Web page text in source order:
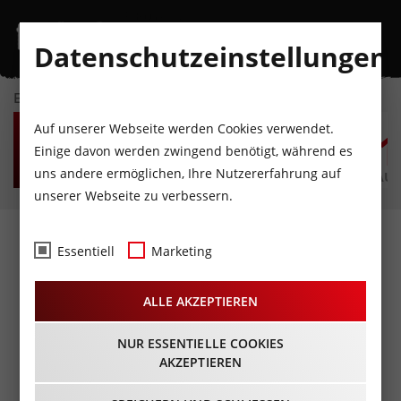
EVENTKALENDER
FR
7
AUGUST
SA
8
AUGUST
SO
9
AUGUST
MO
10
AUGUST
DI
11
AUGUST
Fotos - Die Toten Hosen
live@Olympiaworld
Innsbruck
15.08.2017
Datenschutzeinstellungen
Auf unserer Webseite werden Cookies verwendet.
Einige davon werden zwingend benötigt, während es
uns andere ermöglichen, Ihre Nutzererfahrung auf
unserer Webseite zu verbessern.
Essentiell Marketing
ALLE AKZEPTIEREN
NUR ESSENTIELLE COOKIES
AKZEPTIEREN